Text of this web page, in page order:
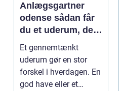
Anlægsgartner
odense sådan får
du et uderum, der
holder i mange år
Et gennemtænkt
uderum gør en stor
forskel i hverdagen. En
god have eller et